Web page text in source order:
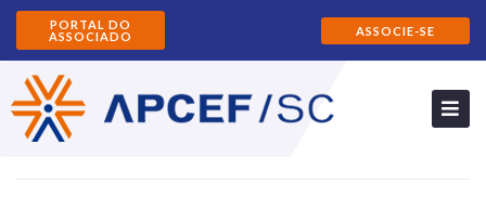
PORTAL DO
ASSOCIADO
ASSOCIE-SE